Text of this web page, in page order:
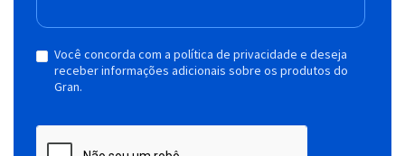
Você concorda com a política de privacidade e deseja
receber informações adicionais sobre os produtos do
Gran.